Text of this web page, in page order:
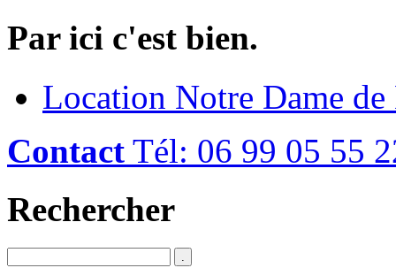
Par ici c'est bien.
Location Notre Dame
Contact Tél: 06 99 05 55
Rechercher